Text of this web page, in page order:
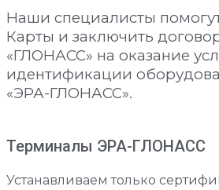
Наши специалисты
Карты и заключить
«ГЛОНАСС» на оказание
идентификации
«ЭРА-ГЛОНАСС».
Терминалы ЭРА-ГЛОНАСС
Устанавливаем только